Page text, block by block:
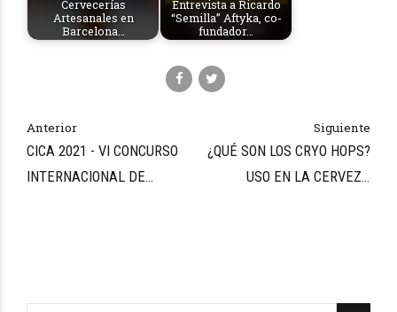
Cervecerías
Artesanales en
Barcelona…
Entrevista a Ricardo
“Semilla” Aftyka, co-
fundador…
Anterior
CICA 2021 - VI CONCURSO
INTERNACIONAL DE
Siguiente
¿QUÉ SON LOS CRYO HOPS?
USO EN LA CERVEZA